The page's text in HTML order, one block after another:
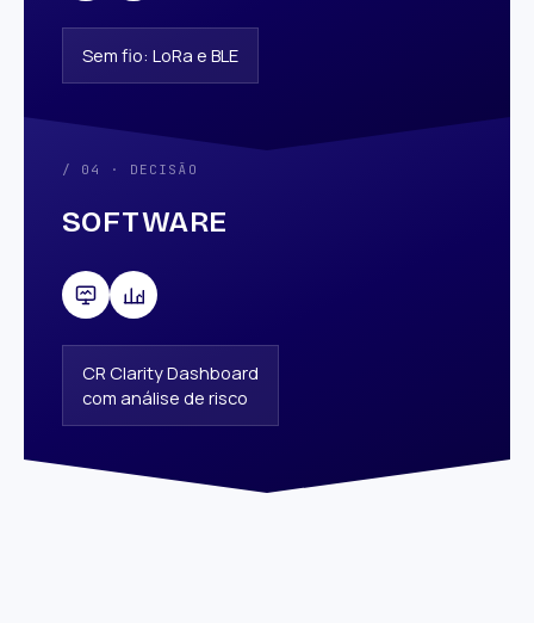
Sem fio: LoRa e BLE
/ 04 · DECISÃO
SOFTWARE
CR Clarity Dashboard
com análise de risco